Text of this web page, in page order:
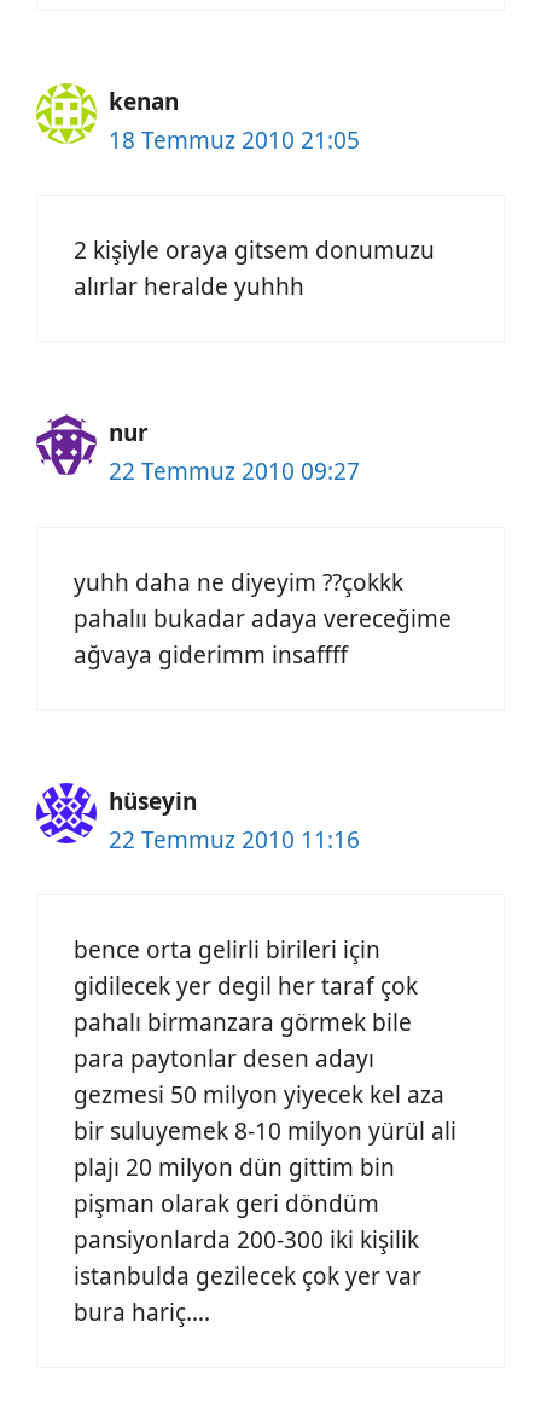
kenan
18 Temmuz 2010 21:05
2 kişiyle oraya gitsem donumuzu
alırlar heralde yuhhh
nur
22 Temmuz 2010 09:27
yuhh daha ne diyeyim ??çokkk
pahalıı bukadar adaya vereceğime
ağvaya giderimm insaffff
hüseyin
22 Temmuz 2010 11:16
bence orta gelirli birileri için
gidilecek yer degil her taraf çok
pahalı birmanzara görmek bile
para paytonlar desen adayı
gezmesi 50 milyon yiyecek kel aza
bir suluyemek 8-10 milyon yürül ali
plajı 20 milyon dün gittim bin
pişman olarak geri döndüm
pansiyonlarda 200-300 iki kişilik
istanbulda gezilecek çok yer var
bura hariç….